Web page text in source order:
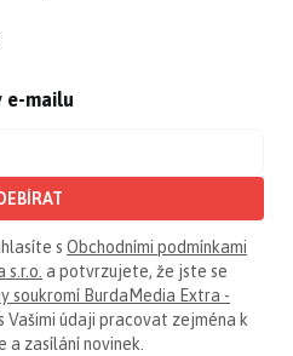
e-mailu
s Obchodními podmínkami
s.r.o. a potvrzujete, že jste se
soukromí BurdaMedia Extra -
Vašimi údaji pracovat zejména k
a zasílání novinek.